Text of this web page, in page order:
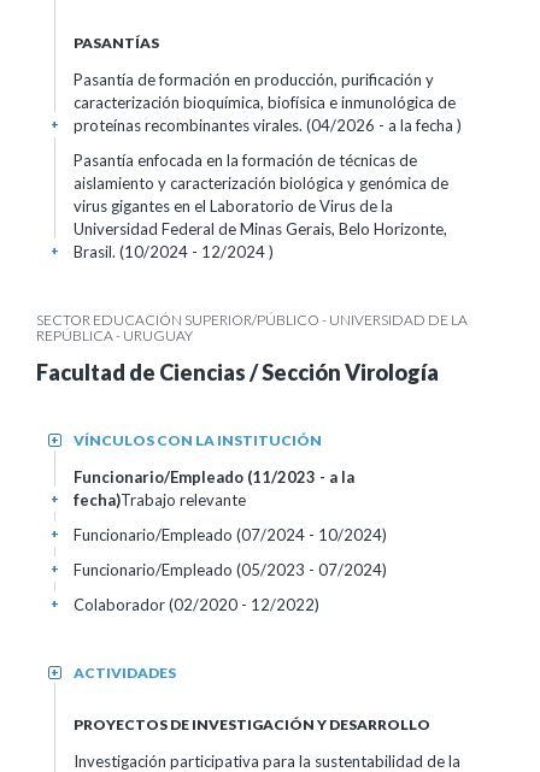
PASANTÍAS
Pasantía de formación en producción, purificación y
caracterización bioquímica, biofísica e inmunológica de
proteínas recombinantes virales. (04/2026 - a la fecha )
+
Pasantía enfocada en la formación de técnicas de
aislamiento y caracterización biológica y genómica de
virus gigantes en el Laboratorio de Virus de la
Universidad Federal de Minas Gerais, Belo Horizonte,
Brasil. (10/2024 - 12/2024 )
+
SECTOR EDUCACIÓN SUPERIOR/PÚBLICO - UNIVERSIDAD DE LA
REPÚBLICA - URUGUAY
Facultad de Ciencias / Sección Virología
VÍNCULOS CON LA INSTITUCIÓN
+
Funcionario/Empleado (11/2023 - a la
fecha)Trabajo relevante
+
Funcionario/Empleado (07/2024 - 10/2024)
+
Funcionario/Empleado (05/2023 - 07/2024)
+
Colaborador (02/2020 - 12/2022)
+
ACTIVIDADES
+
PROYECTOS DE INVESTIGACIÓN Y DESARROLLO
Investigación participativa para la sustentabilidad de la